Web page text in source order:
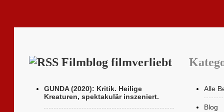
Filmblog filmverliebt
GUNDA (2020): Kritik. Heilige
Kreaturen, spektakulär inszeniert.
Alle
Blog